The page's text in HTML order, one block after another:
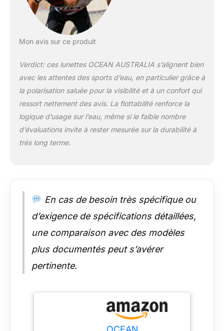
offrent une
protéger les yeux des
éléments, c'est
pourquoi le modèle
Australia est équipé
en polycarbonate à
double impact. Avec
protection
exceptionnelle contre
l'éblouissement, les
UV nocifs. Sécurisé.
Vos yeux sont
confort est primordial
lors de la pratique de
sports nautiques, et
Mon avis sur ce produit
Verdict: ces lunettes OCEAN AUSTRALIA s’alignent bien
avec les attentes des sports d’eau, en particulier grâce à
la polarisation saluée pour la visibilité et à un confort qui
ressort nettement des avis. La flottabilité renforce la
logique d’usage sur l’eau, même si le faible nombre
d’évaluations invite à rester mesurée sur la durabilité à
très long terme.
En cas de besoin très spécifique ou
d’exigence de spécifications détaillées,
une comparaison avec des modèles
plus documentés peut s’avérer
pertinente.